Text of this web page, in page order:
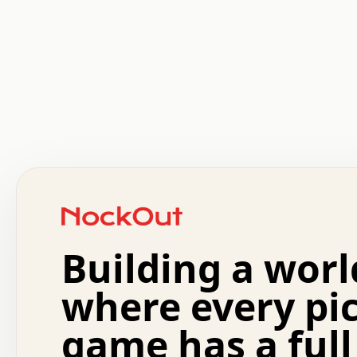
.   +   .   .   o   .   .   .   .   .   .   :   .
.   .   .   o   .   .   .   .   .   .   .   .   x   .
.   .   .   .   +   .   .   .   .   .   .   .   +
.   :   .   .   .   .   .   .   .   .   o   .   .
.   .   .   x   .   .   .   .   .   .   :   .   .   o
.   .   .   .   :   .   .   .   .   o   .   .   .
+   .   .   :   .   .   .   .   .   .   .   .   .
.   .   .   .   .   .   .   :   .   .   .   .   .
Building a
where every
game has a full